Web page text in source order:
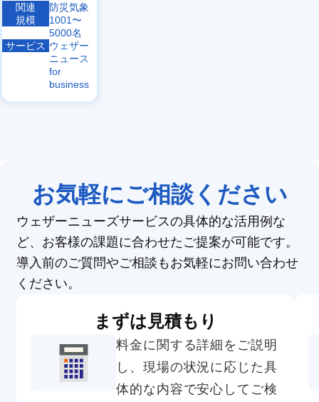
関連
防災気象
規模
1001〜
5000名
サービス ウェザー
ニュース
for
business
お気軽にご相談ください
ウェザーニューズサービスの具体的な活用例な
ど、お客様の課題に合わせたご提案が可能です。
導入前のご質問やご相談もお気軽にお問い合わせ
ください。
まずは見積もり
料金に関する詳細をご説明
し、現場の状況に応じた具
体的な内容で安心してご検